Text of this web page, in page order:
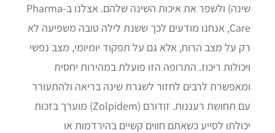
שינה) ולשפר את איכות השינה שלהם. אצלנו ב-Pharma
Care, אנחנו מודעים לכך ששנת לילה טובה משפיעה לא
רק על מצב הרוח, אלא גם על תפקוד יומיומי, מצב נפשי
ויכולות ריכוז. התרופה הזו פועלת במהירות יחסית
ומאפשרת לרבים לחזור לשגרת שינה בריאה ולהתעורר
עם תחושת רעננות. זודורם (Zolpidem) מוערך בזכות
יכולתו לסייע כשאתם חווים קשיים בהירדמות או